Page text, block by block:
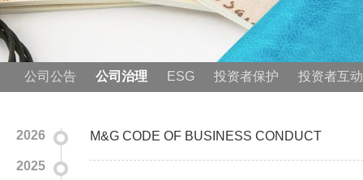
公司公告 公司治理 ESG 投资者保护 投资者互动
2026
2025
M&G CODE OF BUSINESS CONDUCT